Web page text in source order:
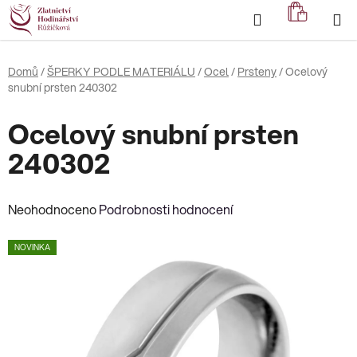
Přejít
na
obsah
Hledat
KOŠÍK
Domů /ŠPERKY PODLE MATERIÁLU /Ocel/ Prsteny/Ocelový
snubní prsten 240302
Ocelový snubní prsten
240302
Průměrné
produktu
NeohodnocenoPodrobnosti hodnocení
NOVINKA